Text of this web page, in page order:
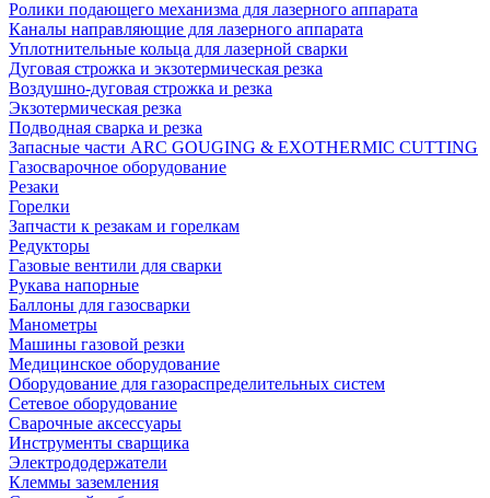
Ролики подающего механизма для лазерного аппарата
Каналы направляющие для лазерного аппарата
Уплотнительные кольца для лазерной сварки
Дуговая строжка и экзотермическая резка
Воздушно-дуговая строжка и резка
Экзотермическая резка
Подводная сварка и резка
Запасные части ARC GOUGING & EXOTHERMIC CUTTING
Газосварочное оборудование
Резаки
Горелки
Запчасти к резакам и горелкам
Редукторы
Газовые вентили для сварки
Рукава напорные
Баллоны для газосварки
Манометры
Машины газовой резки
Медицинское оборудование
Оборудование для газораспределительных систем
Сетевое оборудование
Сварочные аксессуары
Инструменты сварщика
Электрододержатели
Клеммы заземления